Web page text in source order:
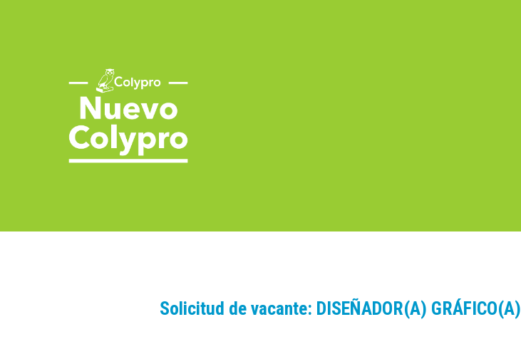
Solicitud de vacante: DISEÑADOR(A) GRÁFICO(A)